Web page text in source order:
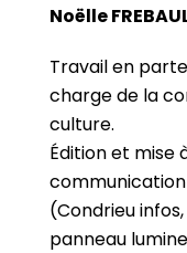
Noëlle
Travail en
charge de la
culture.
Édition et mise
(Condrieu
panneau